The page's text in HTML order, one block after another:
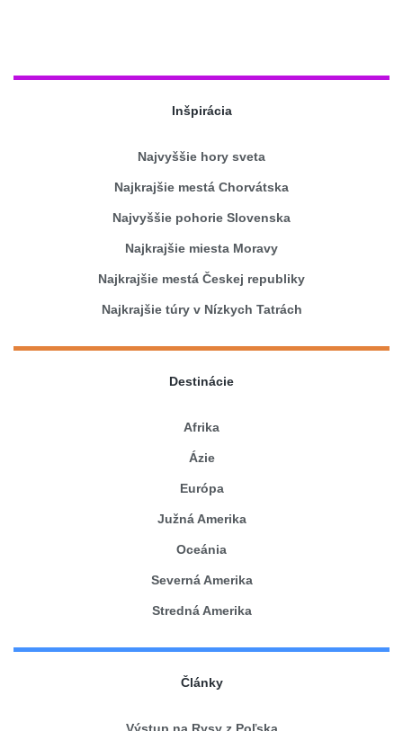
Inšpirácia
Najvyššie hory sveta
Najkrajšie mestá Chorvátska
Najvyššie pohorie Slovenska
Najkrajšie miesta Moravy
Najkrajšie mestá Českej republiky
Najkrajšie túry v Nízkych Tatrách
Destinácie
Afrika
Ázie
Európa
Južná Amerika
Oceánia
Severná Amerika
Stredná Amerika
Články